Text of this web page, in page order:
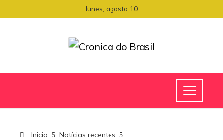
lunes, agosto 10
Inicio
Notícias recentes